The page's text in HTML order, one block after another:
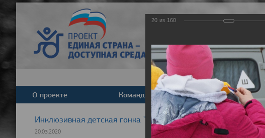
О проекте Команда Новости
Инклюзивная детская гонка "Лыжня здоровья" 2020
20.03.2020
20 из 160